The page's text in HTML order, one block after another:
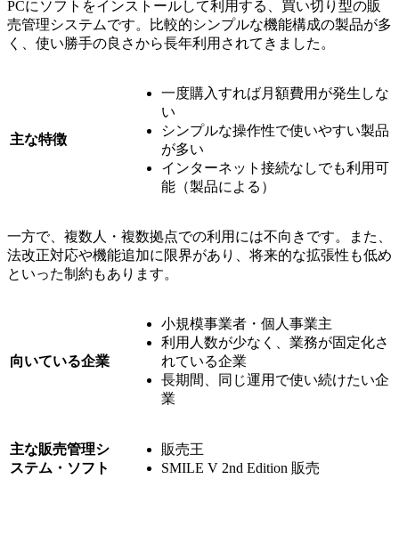
PCにソフトをインストールして利用する、買い切り型の販
売管理システムです。比較的シンプルな機能構成の製品が多
く、使い勝手の良さから長年利用されてきました。
主な特徴
一度購入すれば月額費用が発生しな
い
シンプルな操作性で使いやすい製品
が多い
インターネット接続なしでも利用可
能（製品による）
一方で、複数人・複数拠点での利用には不向きです。また、
法改正対応や機能追加に限界があり、将来的な拡張性も低め
といった制約もあります。
向いている企業
小規模事業者・個人事業主
利用人数が少なく、業務が固定化さ
れている企業
長期間、同じ運用で使い続けたい企
業
主な販売管理シ
ステム・ソフト
販売王
SMILE V 2nd Edition 販売